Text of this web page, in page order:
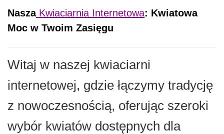
NaszaKwiaciarnia Internetowa: Kwiatowa
Moc w Twoim Zasięgu
Witaj w naszej kwiaciarni
internetowej, gdzie łączymy tradycję
z nowoczesnością, oferując szeroki
wybór kwiatów dostępnych dla